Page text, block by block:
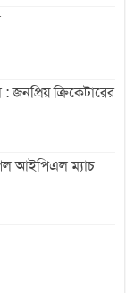
জনপ্রিয় ক্রিকেটারের
আইপিএল ম্যাচ